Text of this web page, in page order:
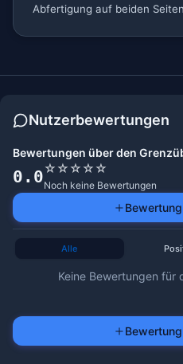
Abfertigung auf beiden
Nutzerbewertungen
Bewertungen über den
0.0☆☆☆☆☆
Noch keine Bewertungen
Alle
Keine Bewertungen für